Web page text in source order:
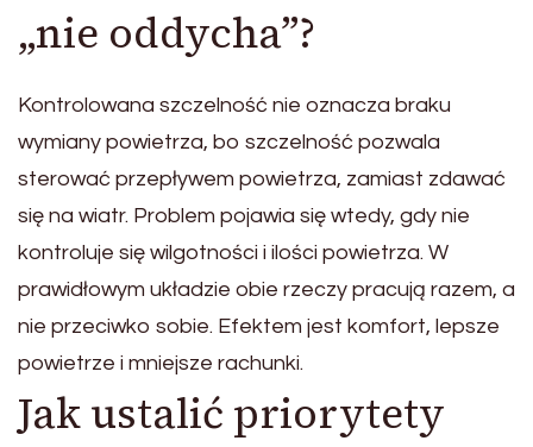
„nie oddycha”?
Kontrolowana szczelność nie oznacza braku
wymiany powietrza, bo szczelność pozwala
sterować przepływem powietrza, zamiast zdawać
się na wiatr. Problem pojawia się wtedy, gdy nie
kontroluje się wilgotności i ilości powietrza. W
prawidłowym układzie obie rzeczy pracują razem, a
nie przeciwko sobie. Efektem jest komfort, lepsze
powietrze i mniejsze rachunki.
Jak ustalić priorytety